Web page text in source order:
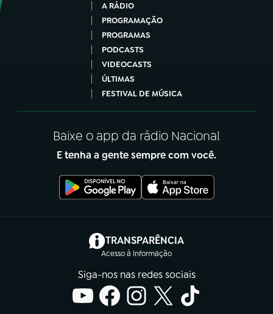
A RÁDIO
PROGRAMAÇÃO
PROGRAMAS
PODCASTS
VIDEOCASTS
ÚLTIMAS
FESTIVAL DE MÚSICA
Baixe o app da rádio Nacional
E tenha a gente sempre com você.
TRANSPARÊNCIA
Acesso à Informação
(abre em nova aba)
Siga-nos nas redes sociais